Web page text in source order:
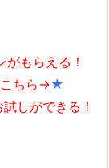
がもらえる！
こちら→★
しができる！